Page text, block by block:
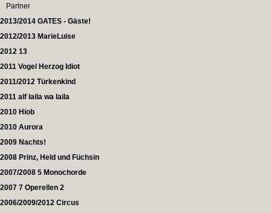
Partner
2013/2014 GATES - Gäste!
2012/2013 MarieLuise
2012 13
2011 Vogel Herzog Idiot
2011/2012 Türkenkind
2011 alf laila wa laila
2010 Hiob
2010 Aurora
2009 Nachts!
2008 Prinz, Held und Füchsin
2007/2008 5 Monochorde
2007 7 Operellen 2
2006/2009/2012 Circus